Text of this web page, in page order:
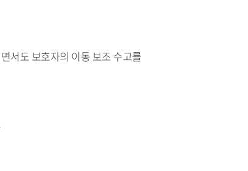
서도 보호자의 이동 보조 수고를